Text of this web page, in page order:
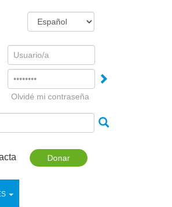
Username
Olvidé mi contraseña
Donar